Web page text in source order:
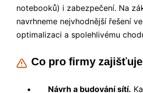
notebooků) i zabezpečení. Na
navrhneme nejvhodnější řešení
optimalizaci a spolehlivému
Co pro firmy
Návrh a budování sítí.